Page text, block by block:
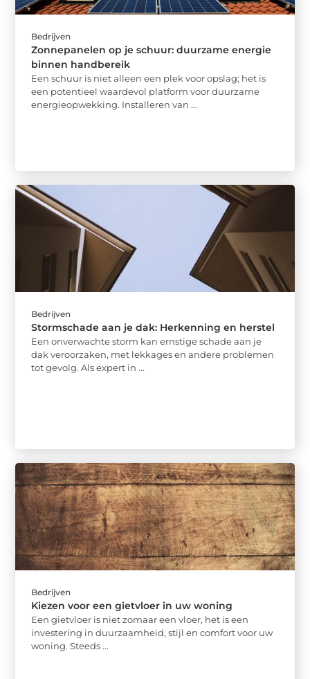
Bedrijven
Zonnepanelen op je schuur: duurzame energie
binnen handbereik
Een schuur is niet alleen een plek voor opslag; het is
een potentieel waardevol platform voor duurzame
energieopwekking. Installeren van ...
Bedrijven
Stormschade aan je dak: Herkenning en herstel
Een onverwachte storm kan ernstige schade aan je
dak veroorzaken, met lekkages en andere problemen
tot gevolg. Als expert in ...
Bedrijven
Kiezen voor een gietvloer in uw woning
Een gietvloer is niet zomaar een vloer, het is een
investering in duurzaamheid, stijl en comfort voor uw
woning. Steeds ...